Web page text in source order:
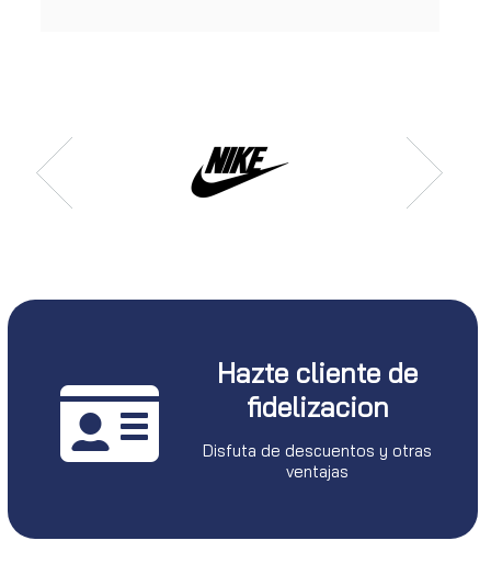
Hazte cliente de
fidelizacion
Disfuta de descuentos y otras
ventajas